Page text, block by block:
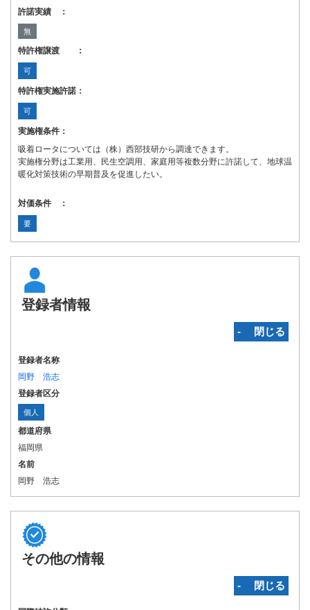
許諾実績 ：
無
特許権譲渡 ：
可
特許権実施許諾：
可
実施権条件：
吸着ロータについては（株）西部技研から調達できます。
実施権分野は工業用、民生空調用、家庭用等複数分野に許諾して、地球温
暖化対策技術の早期普及を促進したい。
対価条件 ：
要
登録者情報
‐ 閉じる
登録者名称
岡野 浩志
登録者区分
個人
都道府県
福岡県
名前
岡野 浩志
その他の情報
‐ 閉じる